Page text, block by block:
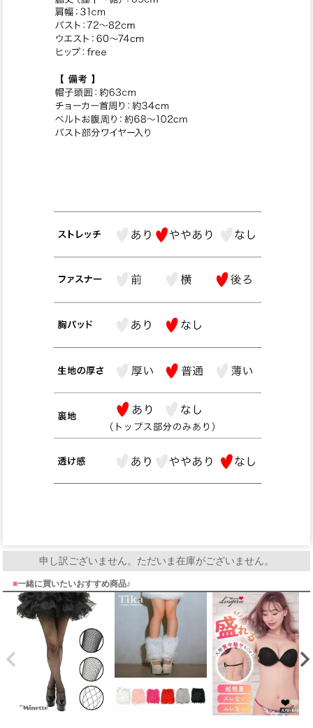
申し訳ございません。ただいま在庫がございません。
■一緒に買いたいおすすめ商品♪